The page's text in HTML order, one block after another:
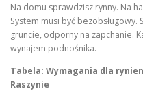
Na domu sprawdzisz rynny. Na
System musi być bezobsługowy.
gruncie, odporny na zapchanie.
wynajem podnośnika.
Tabela: Wymagania dla
Raszynie